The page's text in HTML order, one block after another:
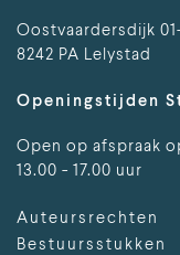
Oostvaardersdijk
8242 PA Lelystad
Openingstijden
Open op afspraak
13.00 - 17.00 uur
Auteursrechten
Bestuursstukken